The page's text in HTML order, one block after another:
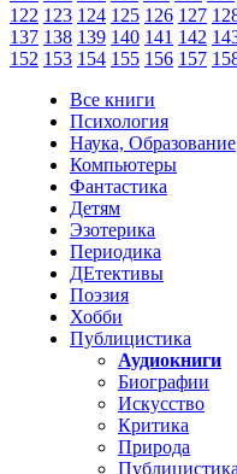
122 123 124 125 126 127
137 138 139 140 141 142
152 153 154 155 156 157
Все книги
Психология
Наука, Образование
Компьютеры
Фантастика
Детям
Эзотерика
Периодика
ДЕтективы
Поэзия
Хобби
Публицистика
Аудиокниги
Биографии
Искусство
Критика
Природа
Публицистика